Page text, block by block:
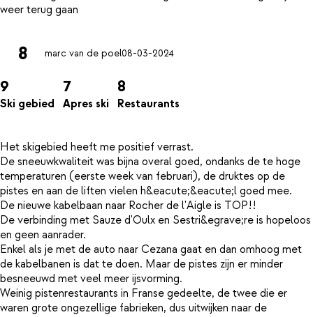
8 marc van de poel08-03-2024
9
Ski gebied
7
Apres ski
8
Restaurants
Het skigebied heeft me positief verrast.
De sneeuwkwaliteit was bijna overal goed, ondanks de te hoge
temperaturen (eerste week van februari), de druktes op de
pistes en aan de liften vielen h&eacute;&eacute;l goed mee.
De nieuwe kabelbaan naar Rocher de l'Aigle is TOP!!
De verbinding met Sauze d'Oulx en Sestri&egrave;re is hopeloos
en geen aanrader.
Enkel als je met de auto naar Cezana gaat en dan omhoog met
de kabelbanen is dat te doen. Maar de pistes zijn er minder
besneeuwd met veel meer ijsvorming.
Weinig pistenrestaurants in Franse gedeelte, de twee die er
waren grote ongezellige fabrieken, dus uitwijken naar de